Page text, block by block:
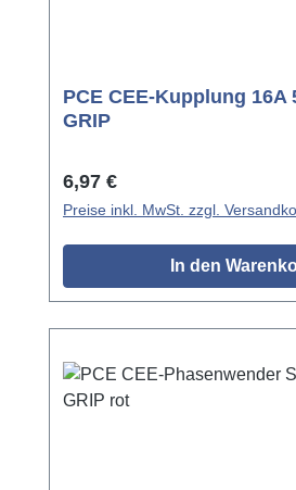
PCE CEE-Kupplung 16A
GRIP
Regulärer Preis:
6,97 €
Preise inkl. MwSt. zzgl.
In den